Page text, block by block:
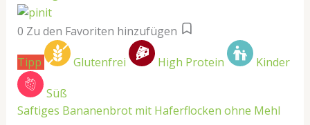
0 Zu den Favoriten hinzufügen
Tipp Glutenfrei High Protein Kinder
Süß
Saftiges Bananenbrot mit Haferflocken ohne Mehl